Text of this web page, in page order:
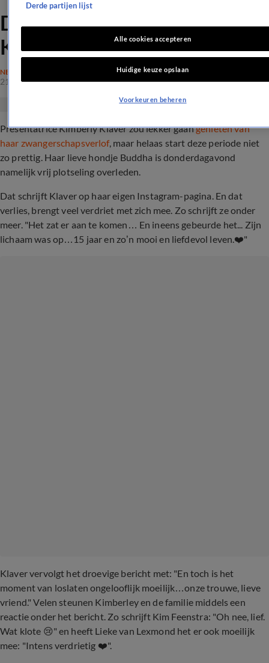
Droevige dag voor Kimberley
Klaver: 'Dag klein vriendje'
NEDERLAND
21 jan 2022, 14:16
Presentatrice Kimberly Klaver zou lekker gaangenieten van
haar zwangerschapsverlof, maar helaas start deze periode niet
zo prettig. Haar lieve hondje Buddha is donderdagavond
namelijk vrij plotseling overleden.
Dat schrijft Klaver op haar eigen Instagram-pagina. En dat
verlies, brengt veel verdriet met zich mee. Zo schrijft ze onder
meer. "Het zat er aan te komen… En ineens gebeurde het... Zijn
lichaam was op…15 jaar en zo’n mooi en liefdevol leven.❤️"
Klaver vervolgt het droevige bericht met: "En toch is het
moment van loslaten ongelooflijk moeilijk…onze trouwe, lieve
vriend." Velen steunen Kimberley en de familie middels een
reactie onder het bericht. Zo schrijft Kim Feenstra: "Oh nee, lief.
Wat klote 😢" en heeft Lieke van Lexmond het er ook moeilijk
mee: "Intens verdrietig ❤️".
Derde partijen lijst
Alle cookies accepteren
Huidige keuze opslaan
Voorkeuren beheren